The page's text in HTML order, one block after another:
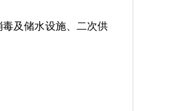
及储水设施、二次供